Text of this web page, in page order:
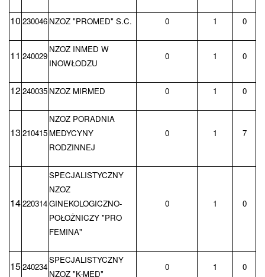
10 230046 NZOZ "PROMED" S.C. 0 1 0
11 240029
NZOZ INMED W
INOWŁODZU
0 1 0
12240035 NZOZ MIRMED 0 1 0
13 210415
NZOZ PORADNIA
MEDYCYNY
RODZINNEJ
0 1 7
14220314
SPECJALISTYCZNY
NZOZ
GINEKOLOGICZNO-
POŁOŻNICZY "PRO
FEMINA"
0 1 0
15240234
SPECJALISTYCZNY
NZOZ "K-MED"
0 1 0